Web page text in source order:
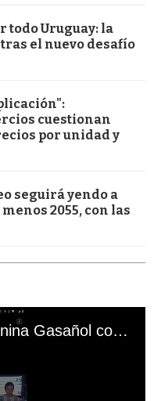
todo Uruguay: la
el nuevo desafío
cuestionan
por unidad y
seguirá yendo a
2055, con las
El mal momento de Yanina Gasañol con un hincha argentino en "Subrayado"